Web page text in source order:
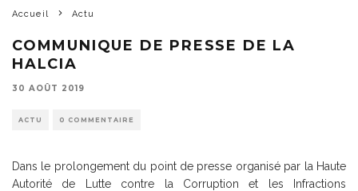
Accueil Actu
COMMUNIQUE DE PRESSE DE LA
HALCIA
30 AOÛT 2019
ACTU 0 COMMENTAIRE
Dans le prolongement du point de presse organisé par la Haute
Autorité de Lutte contre la Corruption et les Infractions